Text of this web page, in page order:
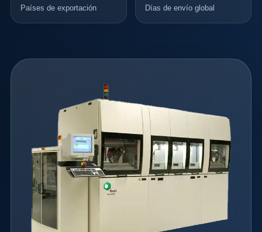
Países de exportación Días de envío global